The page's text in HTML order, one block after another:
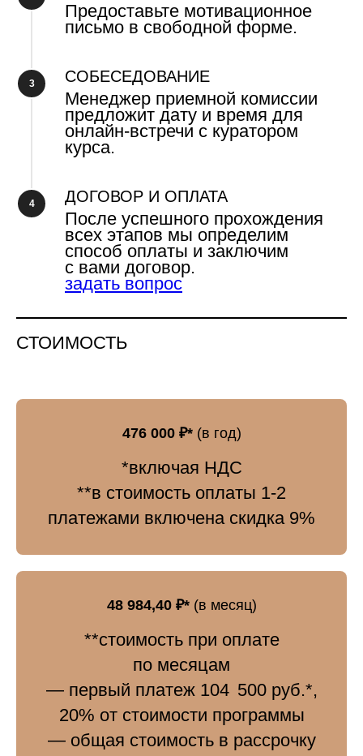
Предоставьте мотивационное
письмо в свободной форме.
СОБЕСЕДОВАНИЕ
Менеджер приемной комиссии
предложит дату и время для
онлайн-встречи с куратором
курса.
ДОГОВОР И ОПЛАТА
После успешного прохождения
всех этапов мы определим
способ оплаты и заключим
с вами договор.
задать вопрос
СТОИМОСТЬ
476 000 ₽* (в год)
*включая НДС
**в стоимость оплаты 1-2
платежами включена скидка 9%
48 984,40 ₽* (в месяц)
**стоимость при оплате
по месяцам
— первый платеж 104 500 руб.*,
20% от стоимости программы
— общая стоимость в рассрочку